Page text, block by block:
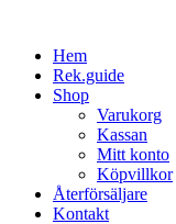
innehållHem
Rek.guide
Shop
Varukorg
Kassan
Mitt konto
Köpvillkor
Återförsäljare
Kontakt